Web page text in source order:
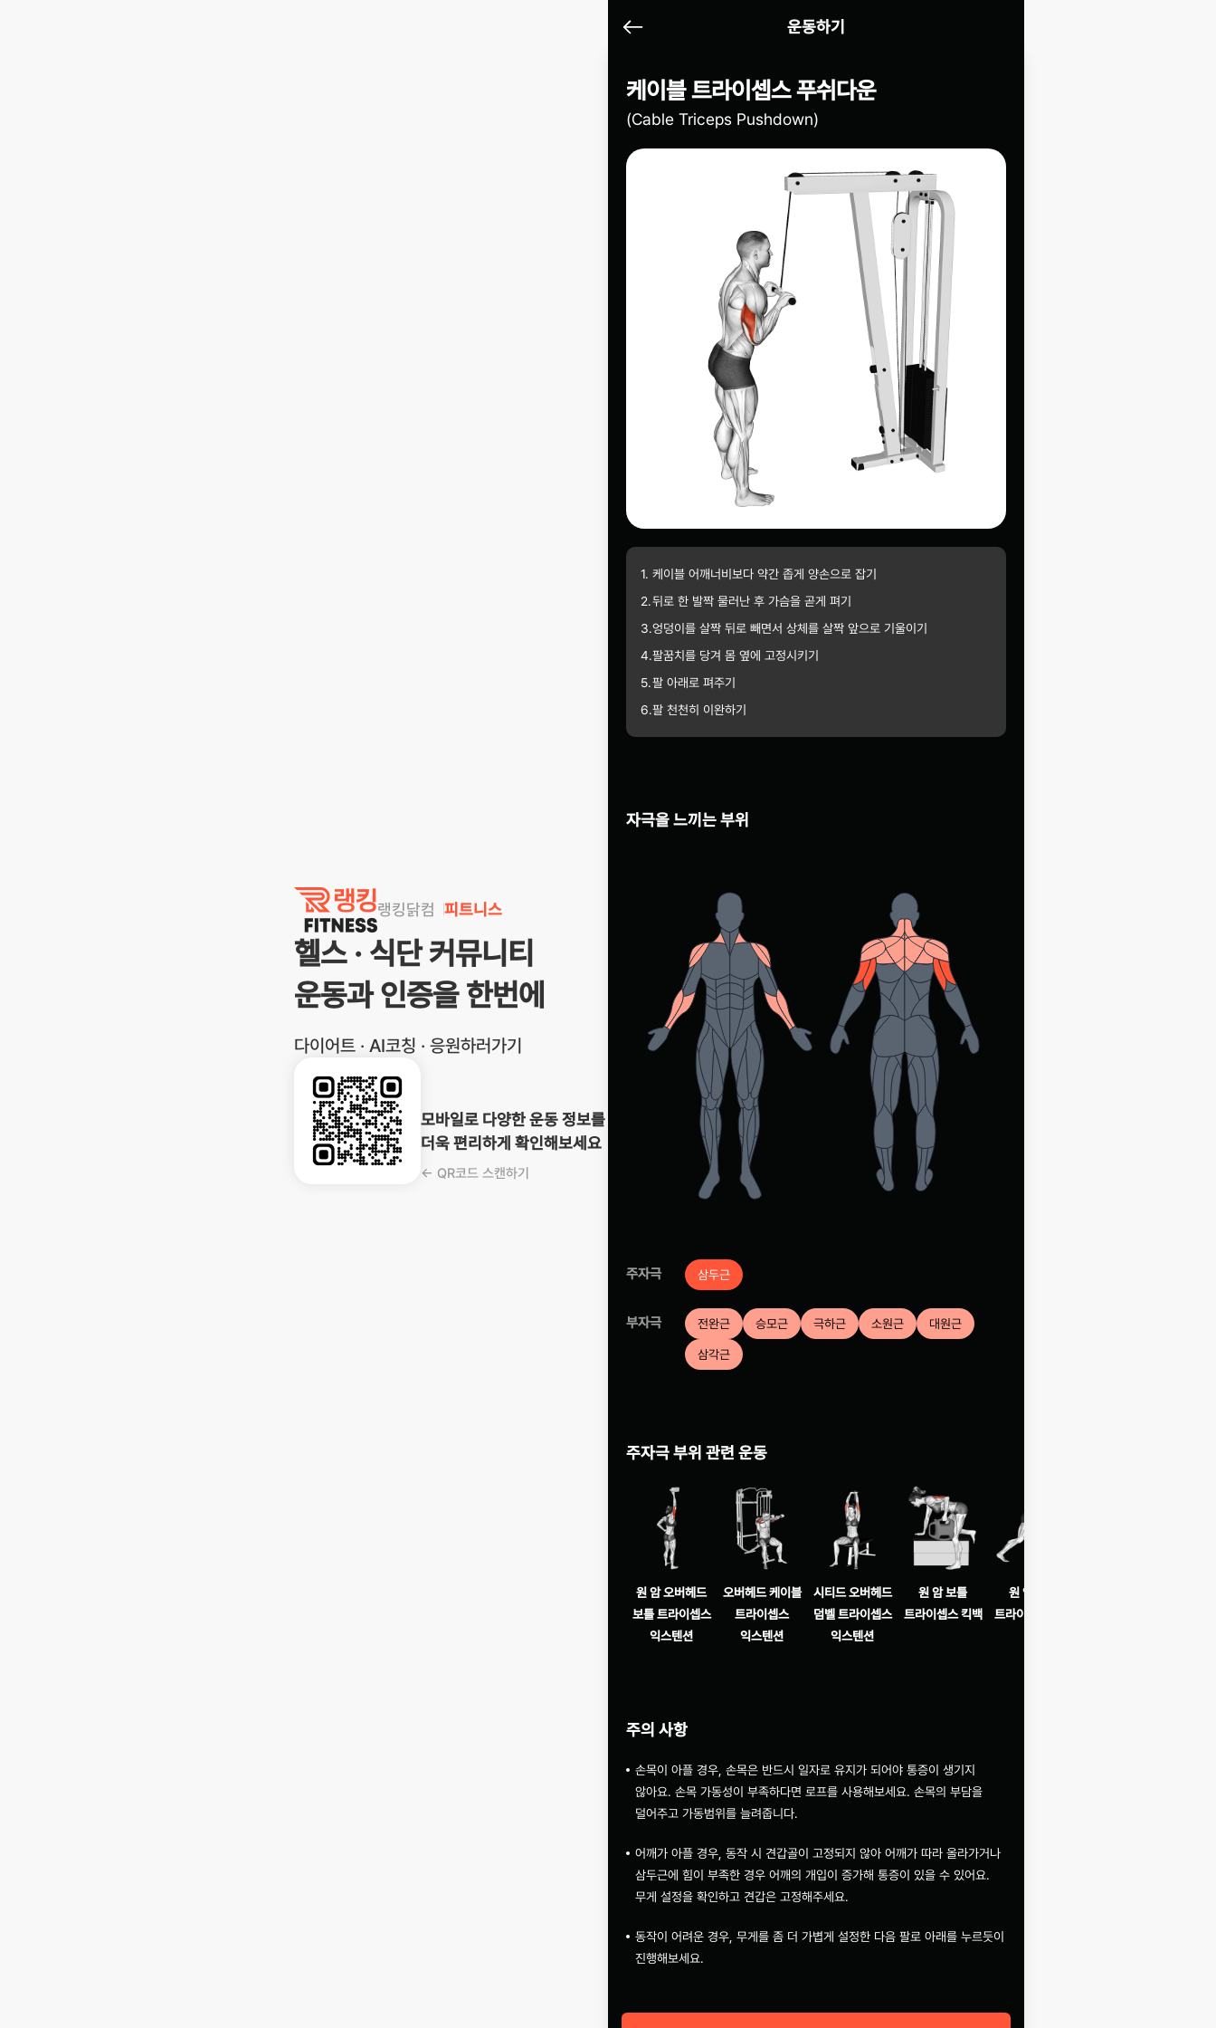
랭킹닭컴
랭킹닭컴 피트니스
헬스 · 식단 커뮤니티
운동과 인증을 한번에
다이어트 · AI코칭 · 응원하러가기
모바일로 다양한 운동 정보를
더욱 편리하게 확인해보세요
← QR코드 스캔하기
운동하기
케이블 트라이셉스 푸쉬다운
(Cable Triceps Pushdown)
1. 케이블 어깨너비보다 약간 좁게 양손으로 잡기
2.뒤로 한 발짝 물러난 후 가슴을 곧게 펴기
3.엉덩이를 살짝 뒤로 빼면서 상체를 살짝 앞으로 기울이기
4.팔꿈치를 당겨 몸 옆에 고정시키기
5.팔 아래로 펴주기
6.팔 천천히 이완하기
자극을 느끼는 부위
주자극 삼두근
부자극 전완근 승모근 극하근 소원근 대원근
삼각근
주자극 부위 관련 운동
원 암 오버헤드
보틀 트라이셉스
익스텐션
오버헤드 케이블
트라이셉스
익스텐션
시티드 오버헤드
덤벨 트라이셉스
익스텐션
원 암 보틀
트라이셉스 킥백
원 암 덤벨
트라이셉스 킥백
주의 사항
손목이 아플 경우, 손목은 반드시 일자로 유지가 되어야 통증이 생기지
않아요. 손목 가동성이 부족하다면 로프를 사용해보세요. 손목의 부담을
덜어주고 가동범위를 늘려줍니다.
어깨가 아플 경우, 동작 시 견갑골이 고정되지 않아 어깨가 따라 올라가거나
삼두근에 힘이 부족한 경우 어깨의 개입이 증가해 통증이 있을 수 있어요.
무게 설정을 확인하고 견갑은 고정해주세요.
동작이 어려운 경우, 무게를 좀 더 가볍게 설정한 다음 팔로 아래를 누르듯이
진행해보세요.